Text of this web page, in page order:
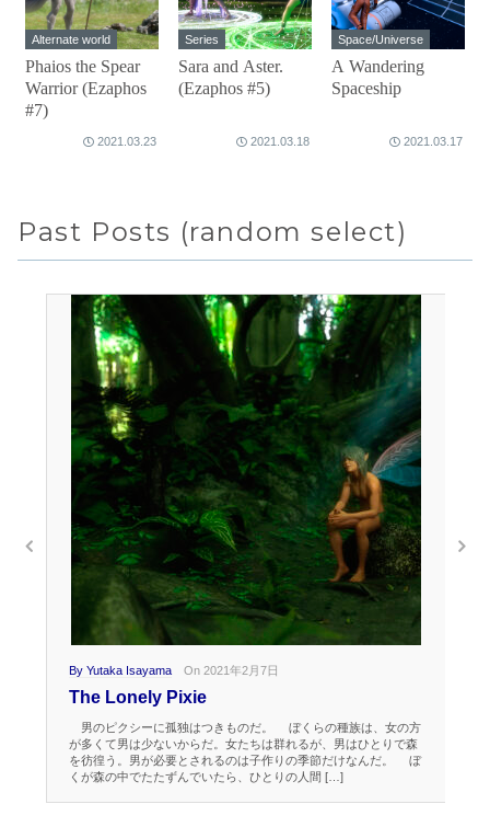
Alternate world
Phaios the Spear
Warrior (Ezaphos
#7)
2021.03.23
Series
Sara and Aster.
(Ezaphos #5)
2021.03.18
Space/Universe
A Wandering
Spaceship
2021.03.17
Past Posts (random select)
By Yutaka Isayama On 2021年2月7日
The Lonely Pixie
男のピクシーに孤独はつきものだ。 ぼくらの種族は、女の方
が多くて男は少ないからだ。女たちは群れるが、男はひとりで森
を彷徨う。男が必要とされるのは子作りの季節だけなんだ。 ぼ
くが森の中でたたずんでいたら、ひとりの人間 […]